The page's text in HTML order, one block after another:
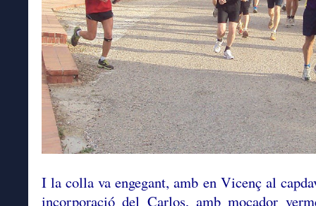
I la colla va engegant, amb en Vicenç al
incorporació del Carlos, amb mocador